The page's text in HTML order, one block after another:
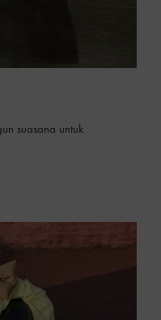
suasana untuk